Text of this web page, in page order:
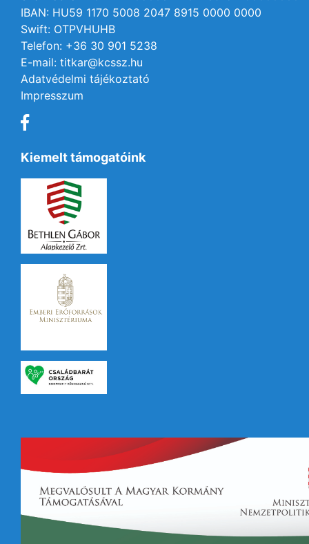
IBAN: HU59 1170 5008 2047 8915 0000 0000
Swift: OTPVHUHB
Telefon: +36 30 901 5238
E-mail: titkar@kcssz.hu
Adatvédelmi tájékoztató
Impresszum
Kiemelt támogatóink